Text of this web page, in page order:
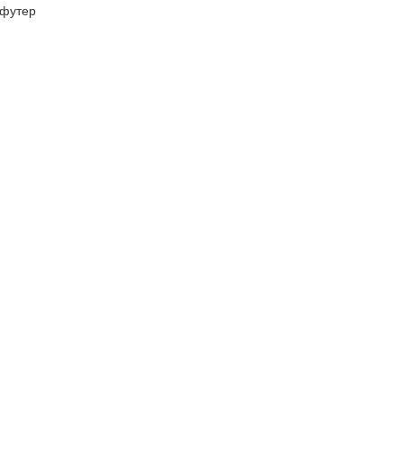
футер